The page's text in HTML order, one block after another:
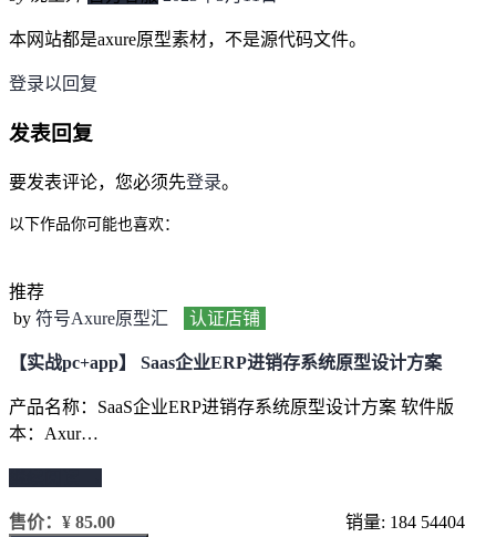
本网站都是axure原型素材，不是源代码文件。
登录以回复
发表回复
要发表评论，您必须先登录。
以下作品你可能也喜欢：
推荐
by 符号Axure原型汇 认证店铺
【实战pc+app】 Saas企业ERP进销存系统原型设计方案
产品名称：SaaS企业ERP进销存系统原型设计方案 软件版
本：Axur…
售价： ¥ 85.00 销量: 184 54404